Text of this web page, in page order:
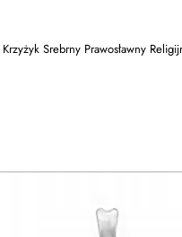
Krzyżyk Srebrny Prawosławny